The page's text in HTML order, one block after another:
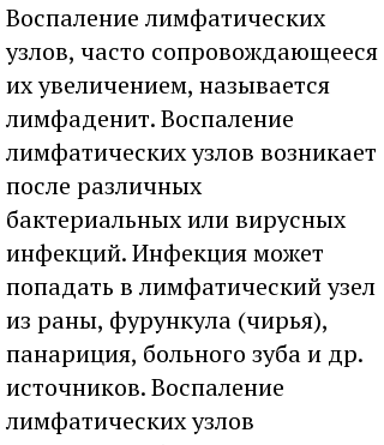
Воспаление лимфатических
узлов, часто сопровождающееся
их увеличением, называется
лимфаденит. Воспаление
лимфатических узлов возникает
после различных
бактериальных или вирусных
инфекций. Инфекция может
попадать в лимфатический узел
из раны, фурункула (чирья),
панариция, больного зуба и др.
источников. Воспаление
лимфатических узлов